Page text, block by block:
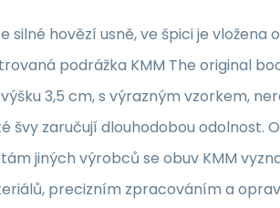
silné hovězí usně, ve špici je vložena
podrážka KMM The original
3,5 cm, s výrazným vzorkem,
švy zaručují dlouhodobou odolnost.
jiných výrobců se obuv KMM
precizním zpracováním a